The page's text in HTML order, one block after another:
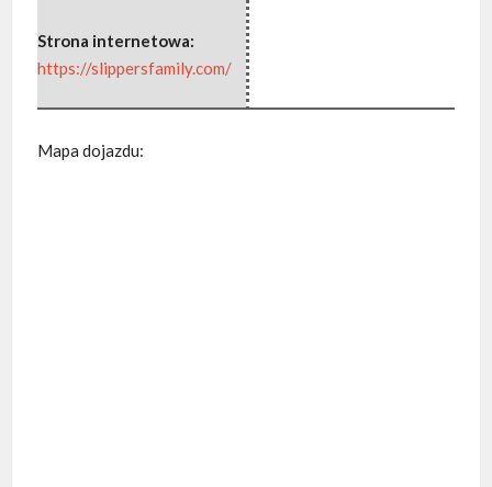
Strona internetowa:
https://slippersfamily.com/
Mapa dojazdu: